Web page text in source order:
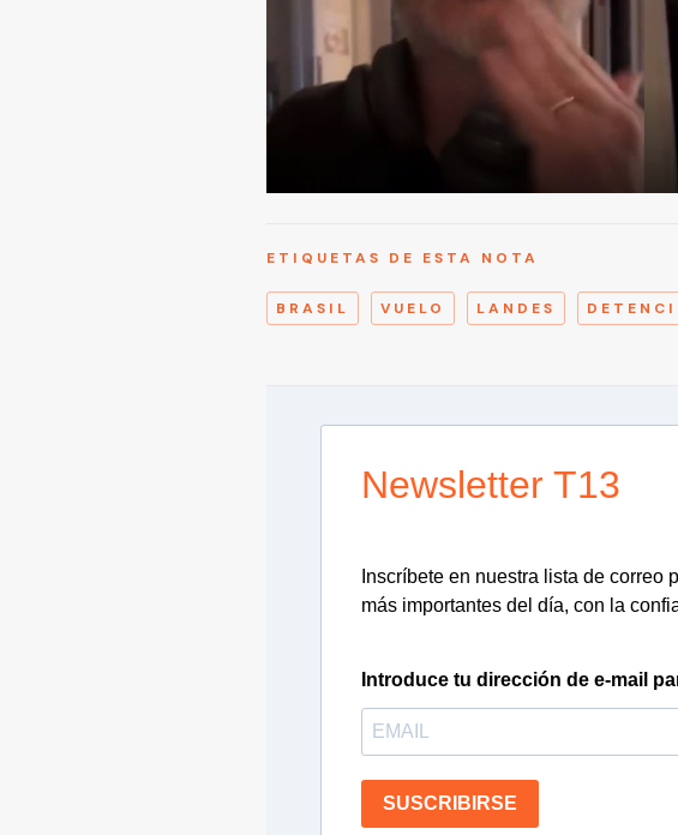
ETIQUETAS DE ESTA NOTA
BRASIL VUELO LANDES
Newsletter T13
Inscríbete en nuestra lista de correo
más importantes del día, con la
Introduce tu dirección de e-mail
SUSCRIBIRSE